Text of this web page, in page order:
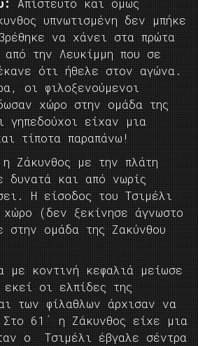
Απίστευτο και όμως
υπνωτισμένη δεν μπήκε
να χάνει στα πρώτα
την Λευκίμμη που σε
ότι ήθελε στον αγώνα.
οι φιλοξενούμενοι
χώρο στην ομάδα της
γηπεδούχοι είχαν μια
τίποτα παραπάνω!
Ζάκυνθος με την πλάτη
δυνατά και από νωρίς
Η είσοδος του Τσιμέλι
χώρο (δεν ξεκίνησε άγνωστο
ομάδα της Ζακύνθου
με κοντινή κεφαλιά μείωσε
οι ελπίδες της
των φίλαθλων άρχισαν να
Στο 61΄ η Ζάκυνθος είχε μια
ο Τσιμέλι έβγαλε σέντρα